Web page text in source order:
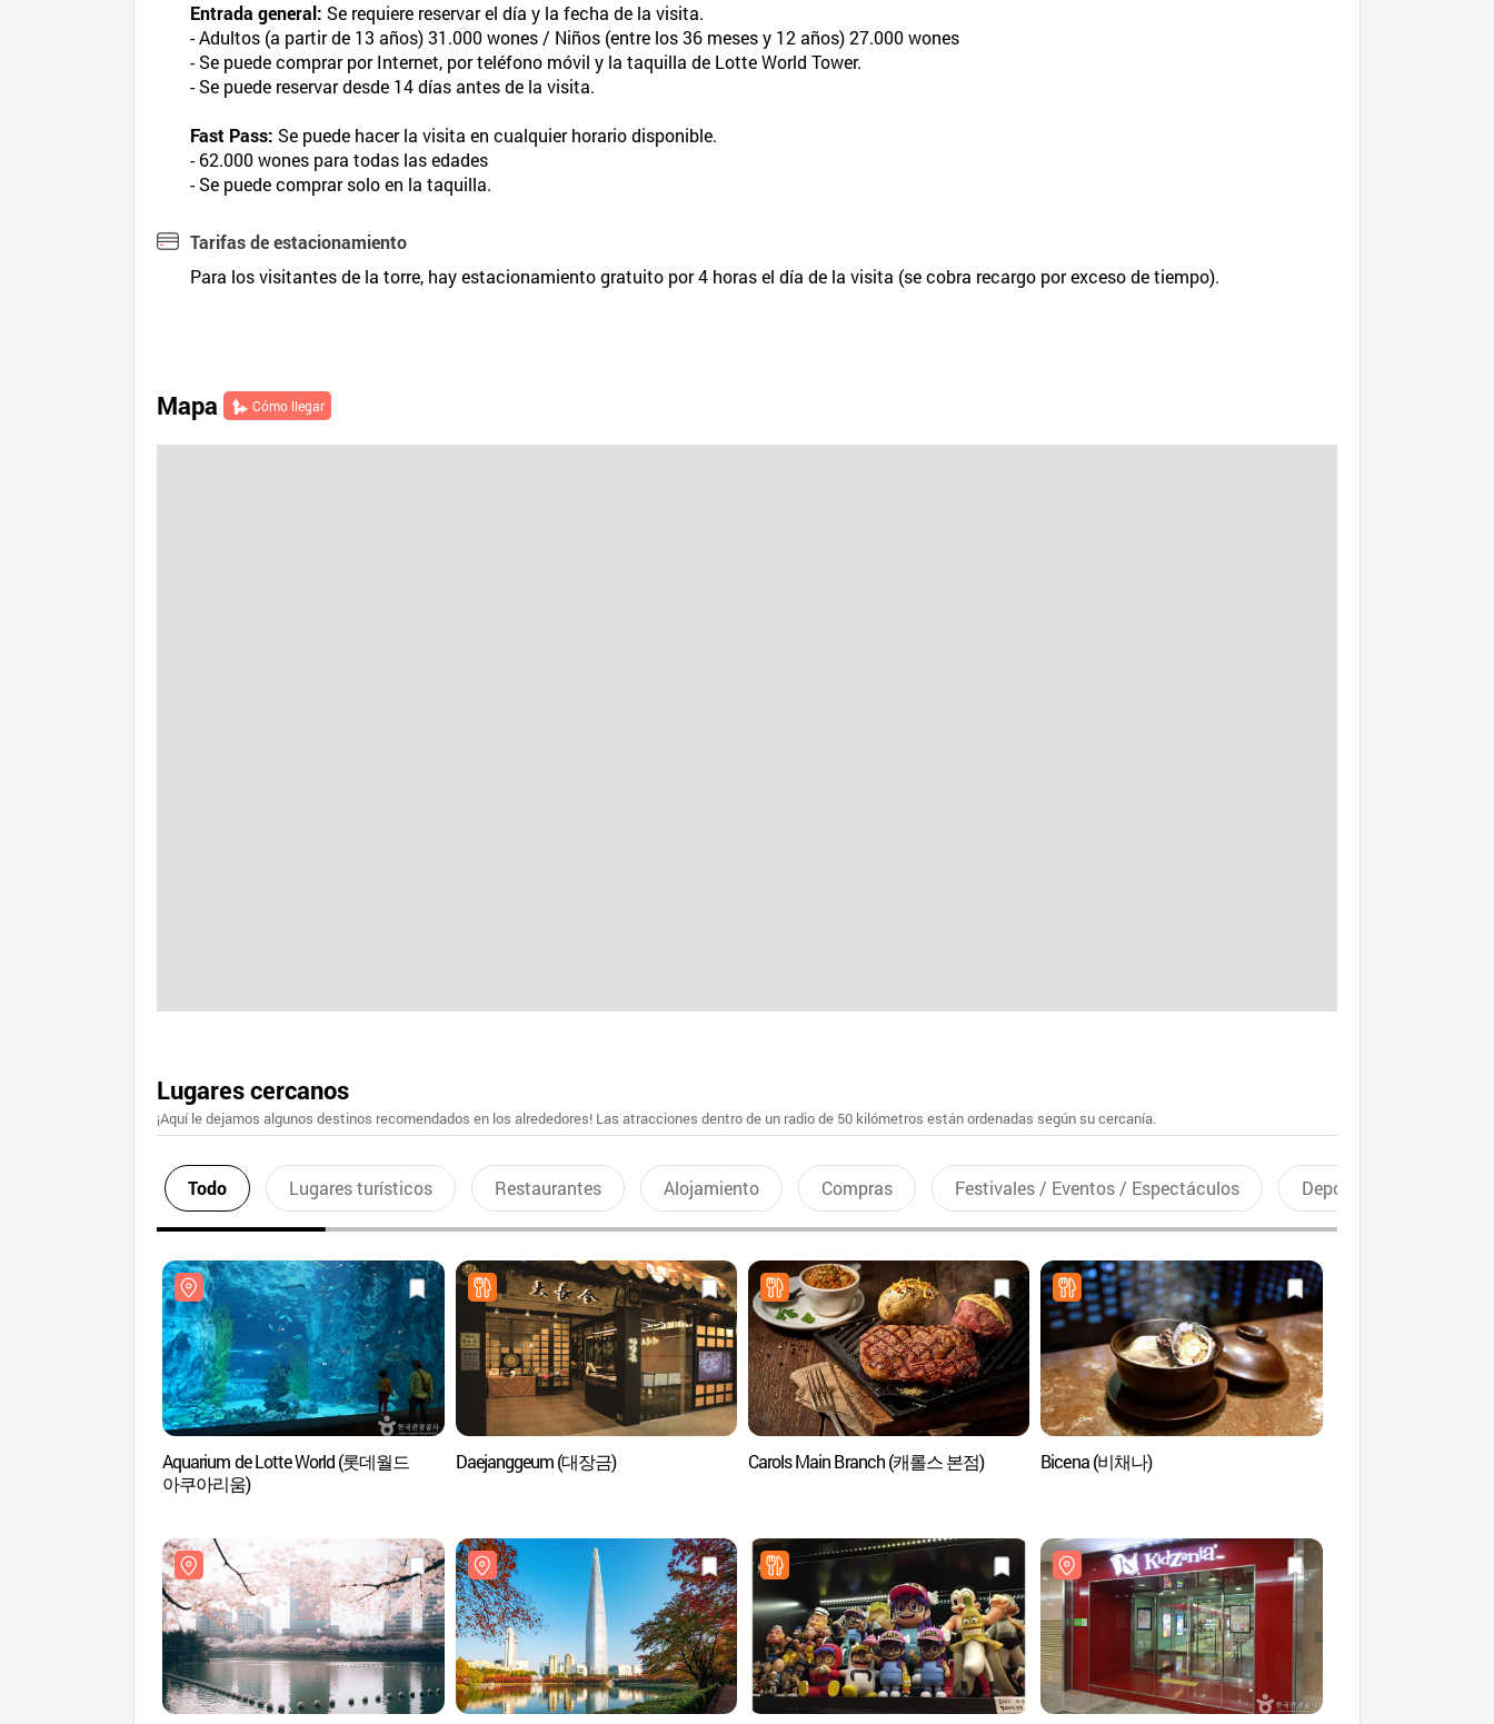
Entrada general: Se requiere reservar el día y la fecha de la visita.
- Adultos (a partir de 13 años) 31.000 wones / Niños (entre los 36 meses y 12 años) 27.000 wones
- Se puede comprar por Internet, por teléfono móvil y la taquilla de Lotte World Tower.
- Se puede reservar desde 14 días antes de la visita.
Fast Pass: Se puede hacer la visita en cualquier horario disponible.
- 62.000 wones para todas las edades
- Se puede comprar solo en la taquilla.
Tarifas de estacionamiento
Para los visitantes de la torre, hay estacionamiento gratuito por 4 horas el día de la visita (se cobra recargo por exceso de tiempo).
Mapa Cómo llegar
Lugares cercanos
¡Aquí le dejamos algunos destinos recomendados en los alrededores! Las atracciones dentro de un radio de 50 kilómetros están ordenadas según su cercanía.
Todo Lugares turísticos Restaurantes Alojamiento Compras Festivales / Eventos / Espectáculos Deportes recreativos
Aquarium de Lotte World (롯데월드
아쿠아리움)
Daejanggeum (대장금) Carols Main Branch (캐롤스 본점) Bicena (비채나)